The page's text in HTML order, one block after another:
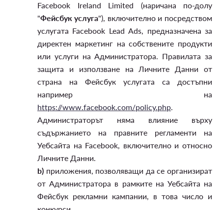
Facebook Ireland Limited (наричана по-долу
"Фейсбук услуга"), включително и посредством
услугата Facebook Lead Ads, предназначена за
директен маркетинг на собствените продукти
или услуги на Администратора. Правилата за
защита и използване на Личните Данни от
страна на Фейсбук услугата са достъпни
например на
https://www.facebook.com/policy.php.
Администраторът няма влияние върху
съдържанието на правните регламенти на
Уебсайта на Facebook, включително и относно
Личните Данни.
b) приложения, позволяващи да се организират
от Администратора в рамките на Уебсайта на
Фейсбук рекламни кампании, в това число и